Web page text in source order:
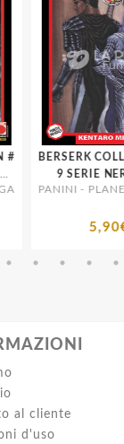
BERSERK
9 SERIE
PANINI -
5,90€
al cliente
d'uso